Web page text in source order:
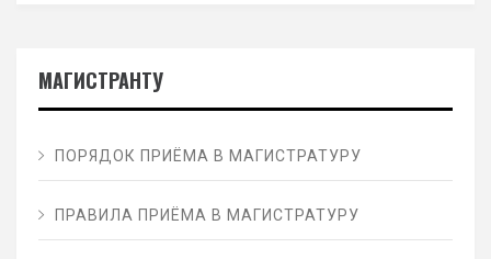
МАГИСТРАНТУ
ПОРЯДОК ПРИЁМА В МАГИСТРАТУРУ
ПРАВИЛА ПРИЁМА В МАГИСТРАТУРУ